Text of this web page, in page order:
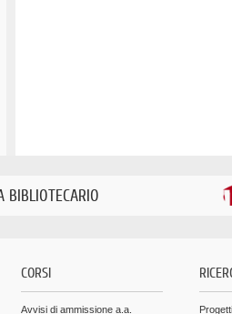
BIBLIOTECARIO
CORSI
Avvisi di ammissione a.a.